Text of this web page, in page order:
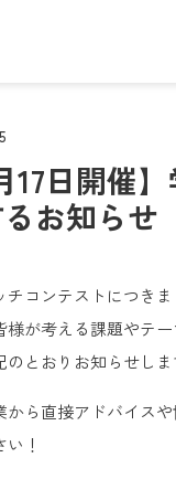
月17日開催
お知らせ
チコンテストにつき
様が考える課題やテ
のとおりお知らせしま
から直接アドバイス
！